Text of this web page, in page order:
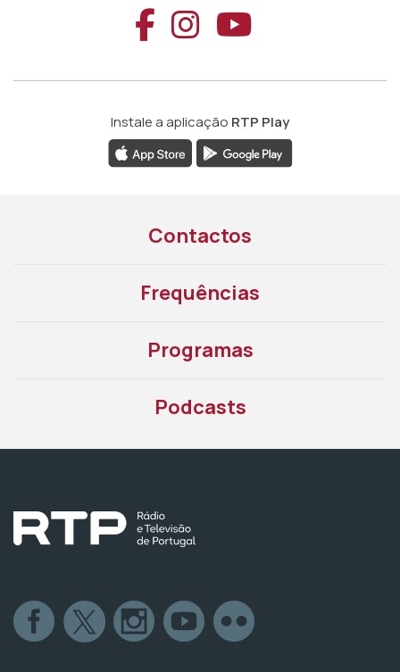
Aceder ao
Aceder ao
Aceder
Instale a aplicação RTP Play
Contactos
Frequências
Programas
Podcasts